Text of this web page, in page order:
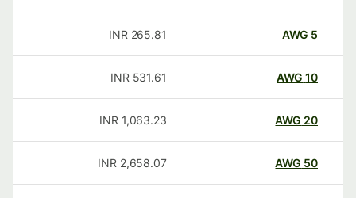
AWG
265.81
INR
AWG
531.61
INR
20
AWG
1,063.23
INR
50
AWG
2,658.07
INR